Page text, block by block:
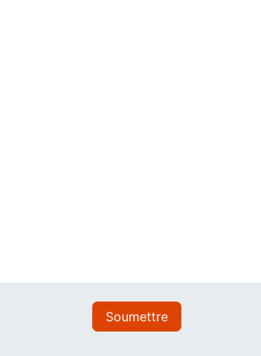
Soumettre